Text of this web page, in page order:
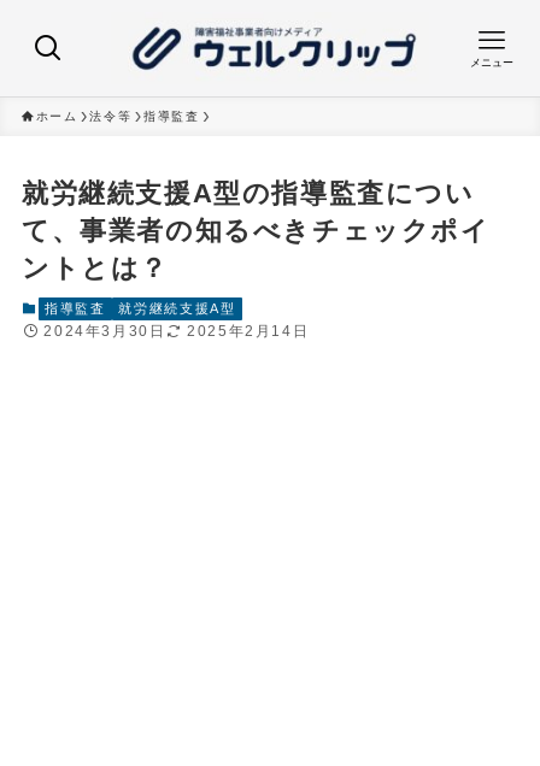
メニュー
ホーム 法令等 指導監査
就労継続支援A型の指導監査につい
て、事業者の知るべきチェックポイ
ントとは？
指導監査 就労継続支援A型
2024年3月30日 2025年2月14日